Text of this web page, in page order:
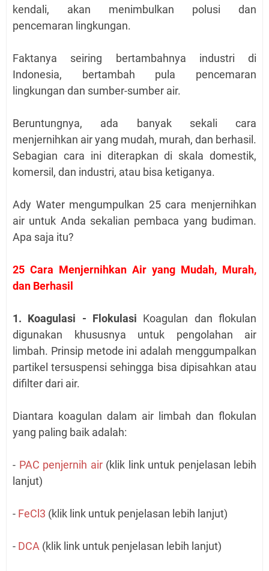
kendali, akan menimbulkan polusi dan
pencemaran lingkungan.
Faktanya seiring bertambahnya industri di
Indonesia, bertambah pula pencemaran
lingkungan dan sumber-sumber air.
Beruntungnya, ada banyak sekali cara
menjernihkan air yang mudah, murah, dan berhasil.
Sebagian cara ini diterapkan di skala domestik,
komersil, dan industri, atau bisa ketiganya.
Ady Water mengumpulkan 25 cara menjernihkan
air untuk Anda sekalian pembaca yang budiman.
Apa saja itu?
25 Cara Menjernihkan Air yang Mudah, Murah,
dan Berhasil
1. Koagulasi - Flokulasi Koagulan dan flokulan
digunakan khususnya untuk pengolahan air
limbah. Prinsip metode ini adalah menggumpalkan
partikel tersuspensi sehingga bisa dipisahkan atau
difilter dari air.
Diantara koagulan dalam air limbah dan flokulan
yang paling baik adalah:
- PAC penjernih air(klik link untuk penjelasan lebih
lanjut)
- FeCl3 (klik link untuk penjelasan lebih lanjut)
- DCA (klik link untuk penjelasan lebih lanjut)